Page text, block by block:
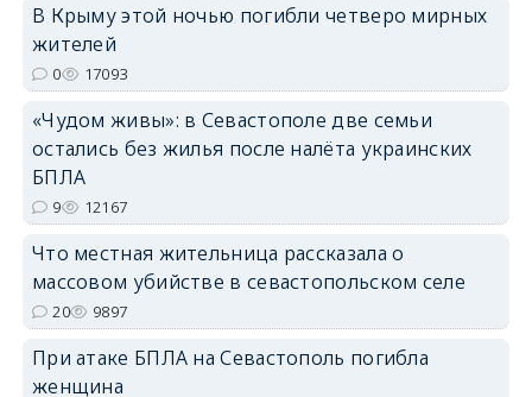
В Крыму этой ночью погибли четверо мирных
жителей
0 17093
«Чудом живы»: в Севастополе две семьи
остались без жилья после налёта украинских
БПЛА
9 12167
Что местная жительница рассказала о
массовом убийстве в севастопольском селе
20 9897
При атаке БПЛА на Севастополь погибла
женщина